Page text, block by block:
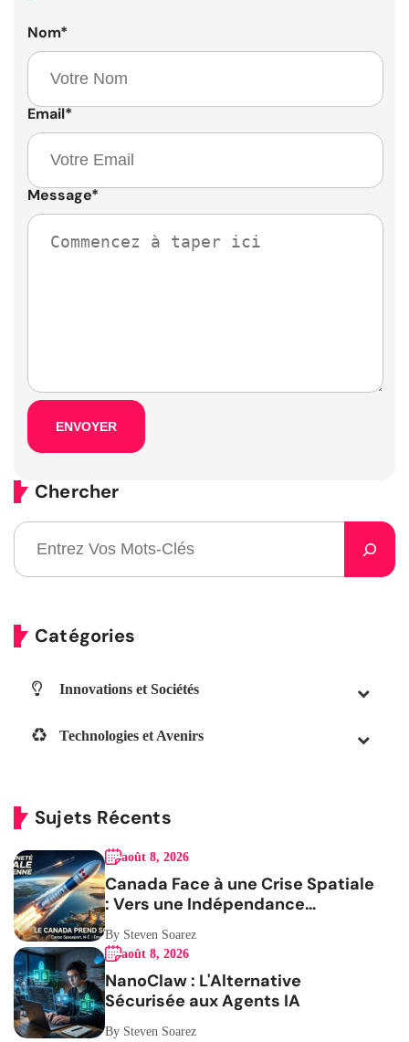
Nom*
Email*
Message*
Chercher
Catégories
Innovations et Sociétés
Technologies et Avenirs
Sujets Récents
août 8, 2026
Canada Face à une Crise Spatiale
: Vers une Indépendance
Stratégique
By Steven Soarez
août 8, 2026
NanoClaw : L'Alternative
Sécurisée aux Agents IA
By Steven Soarez